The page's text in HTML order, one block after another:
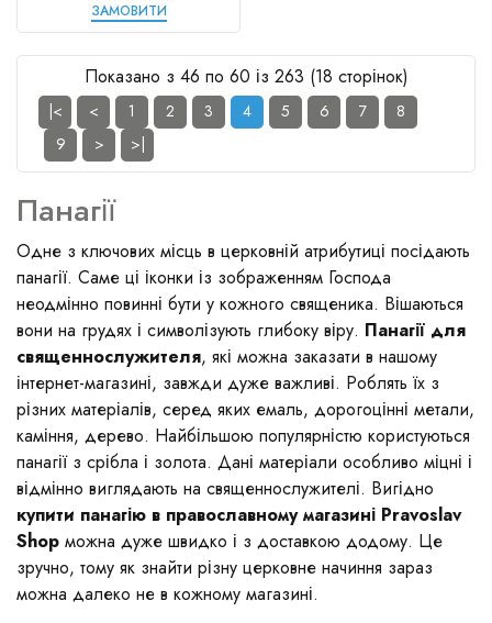
ЗАМОВИТИ
Показано з 46 по 60 із 263 (18 сторінок)
|< < 1 2 3 4 5 6 7
8
9
> >|
Панагії
Одне з ключових місць в церковній атрибутиці посідають
панагії. Саме ці іконки із зображенням Господа
неодмінно повинні бути у кожного священика. Вішаються
вони на грудях і символізують глибоку віру. Панагії для
священнослужителя, які можна заказати в нашому
інтернет-магазині, завжди дуже важливі. Роблять їх з
різних матеріалів, серед яких емаль, дорогоцінні метали,
каміння, дерево. Найбільшою популярністю користуються
панагії з срібла і золота. Дані матеріали особливо міцні і
відмінно виглядають на священнослужителі. Вигідно
купити панагію в православному магазині Pravoslav
Shop можна дуже швидко і з доставкою додому. Це
зручно, тому як знайти різну церковне начиння зараз
можна далеко не в кожному магазині.